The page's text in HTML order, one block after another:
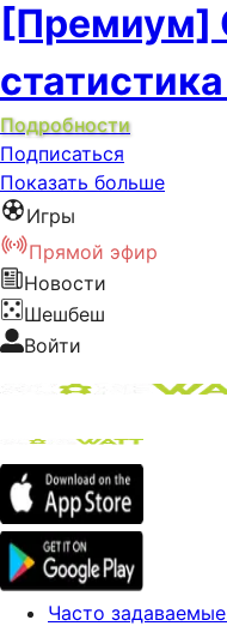
[Премиум]
Подробности
Подписаться
Показать больше
Игры
Прямой эфир
Новости
Шешбеш
Войти
Часто